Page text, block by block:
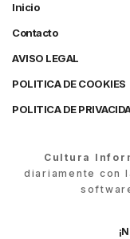
Inicio
Contacto
AVISO LEGAL
POLITICA DE COOKIES
POLITICA DE
Cultura
diariamente con